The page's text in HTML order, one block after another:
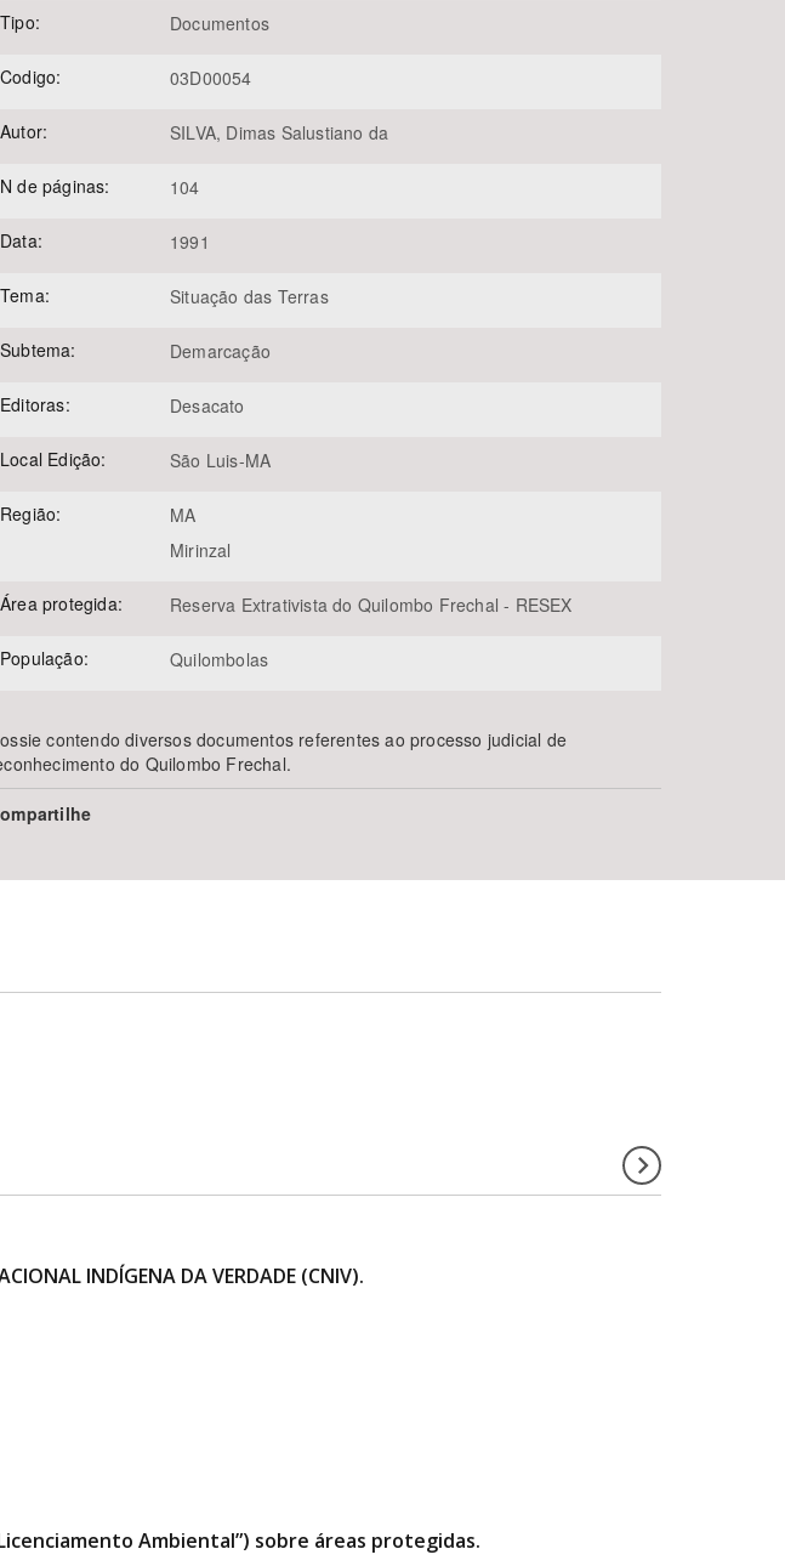
Tipo: Documentos
Codigo: 03D00054
Autor: SILVA, Dimas Salustiano da
N de páginas: 104
Data: 1991
Tema: Situação das Terras
Subtema: Demarcação
Editoras: Desacato
Local Edição: São Luis-MA
Região:
MA
Mirinzal
Área protegida: Reserva Extrativista do Quilombo Frechal - RESEX
População: Quilombolas
contendo diversos documentos referentes ao processo judicial de
do Quilombo Frechal.
INDÍGENA DA VERDADE (CNIV).
Ambiental”) sobre áreas protegidas.